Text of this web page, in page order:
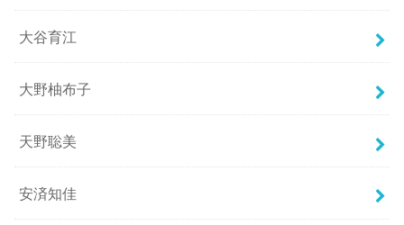
大谷育江
大野柚布子
天野聡美
安済知佳